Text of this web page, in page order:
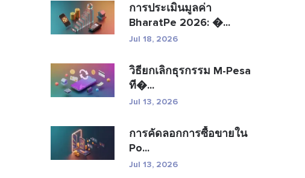
การประเมินมูลค่า
BharatPe 2026: �...
Jul 18, 2026
วิธียกเลิกธุรกรรม M-Pesa
ที�...
Jul 13, 2026
การคัดลอกการซื้อขายใน
Po...
Jul 13, 2026